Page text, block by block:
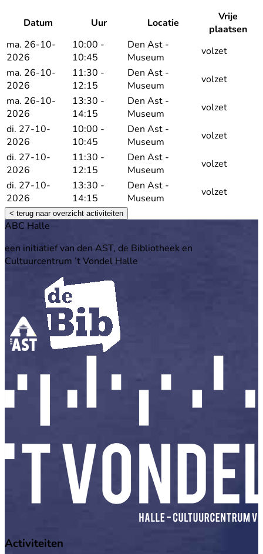
Datum Uur Locatie
Vrije
plaatsen
ma. 26-10-
2026
10:00 -
10:45
Den Ast -
Museum
volzet
ma. 26-10-
2026
11:30 -
12:15
Den Ast -
Museum
volzet
ma. 26-10-
2026
13:30 -
14:15
Den Ast -
Museum
volzet
di. 27-10-
2026
10:00 -
10:45
Den Ast -
Museum
volzet
di. 27-10-
2026
11:30 -
12:15
Den Ast -
Museum
volzet
di. 27-10-
2026
13:30 -
14:15
Den Ast -
Museum
volzet
< terug naar overzicht activiteiten
Footer
ABC Halle
een initiatief van den AST, de Bibliotheek en
Cultuurcentrum ’t Vondel Halle
Activiteiten